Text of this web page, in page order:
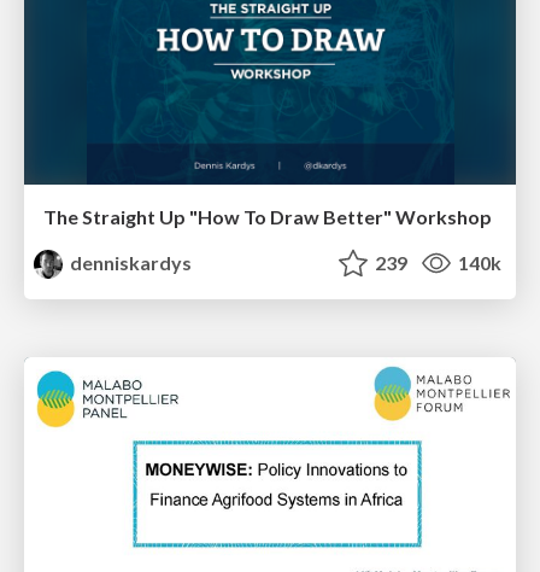
The Straight Up "How To Draw Better" Workshop
denniskardys
239 140k